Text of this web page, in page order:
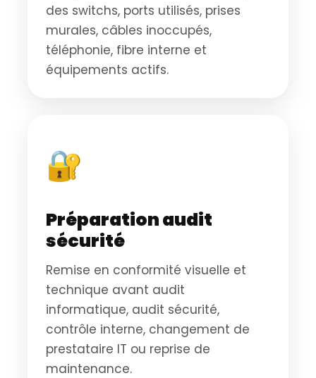
des switchs, ports utilisés, prises
murales, câbles inoccupés,
téléphonie, fibre interne et
équipements actifs.
🔐
Préparation audit
sécurité
Remise en conformité visuelle et
technique avant audit
informatique, audit sécurité,
contrôle interne, changement de
prestataire IT ou reprise de
maintenance.